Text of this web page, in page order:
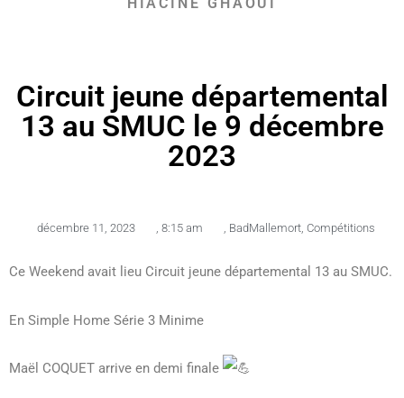
Circuit jeune départemental
13 au SMUC le 9 décembre
2023
décembre 11, 2023 , 8:15 am , BadMallemort, Compétitions
Ce Weekend avait lieu Circuit jeune départemental 13 au SMUC.
En Simple Home Série 3 Minime
Maël COQUET arrive en demi finale